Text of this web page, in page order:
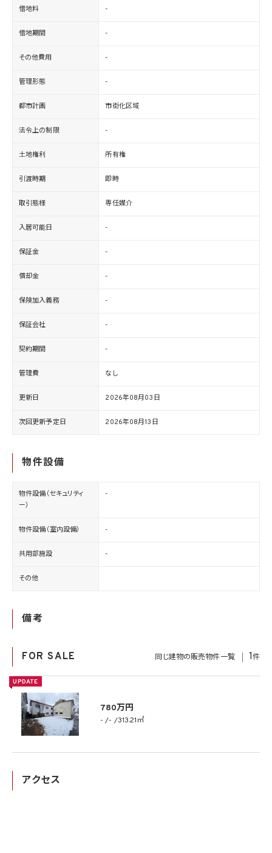
借地料 -
借地期間 -
その他費用 -
管理形態 -
都市計画 市街化区域
法令上の制限 -
土地権利 所有権
引渡時期 即時
取引態様 専任媒介
入居可能日 -
保証金 -
償却金 -
保険加入義務 -
保証会社 -
契約期間 -
管理費 なし
更新日 2026年08月03日
次回更新予定日 2026年08月13日
物件設備
物件設備（セキュリティ
ー）
-
物件設備（室内設備） -
共用部施設 -
その他
備考
FOR SALE 同じ建物の販売物件一覧 1件
UPDATE
780万円
- - 313.21㎡
アクセス